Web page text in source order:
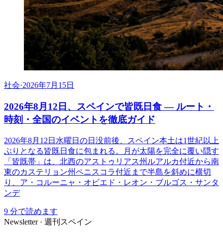
社会·2026年7月15日
2026年8月12日、スペインで皆既日食 ― ルート・
時刻・全国のイベントを徹底ガイド
2026年8月12日水曜日の日没前後、スペイン本土は1世紀以上
ぶりとなる皆既日食に包まれる。月が太陽を完全に覆い隠す
「皆既帯」は、北西のアストゥリアス州ルアルカ付近から南
東のカステリョン州ペニスコラ付近まで半島を斜めに横切
り、ア・コルーニャ・オビエド・レオン・ブルゴス・サンタ
ンデ
9 分で読めます
Newsletter · 週刊スペイン